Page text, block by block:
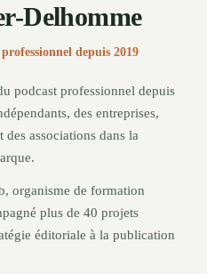
Delhomme
depuis 2019
podcast professionnel depuis
des entreprises,
associations dans la
organisme de formation
plus de 40 projets
éditoriale à la publication